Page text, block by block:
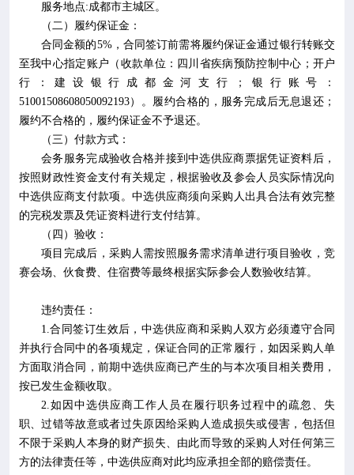
服务地点:成都市主城区。
（二）履约保证金：
合同金额的5%，合同签订前需将履约保证金通过银行转账交
至我中心指定账户（收款单位：四川省疾病预防控制中心；开户
行：建设银行成都金河支行；银行账号：
51001508608050092193）。履约合格的，服务完成后无息退还；
履约不合格的，履约保证金不予退还。
（三）付款方式：
会务服务完成验收合格并接到中选供应商票据凭证资料后，
按照财政性资金支付有关规定，根据验收及参会人员实际情况向
中选供应商支付款项。中选供应商须向采购人出具合法有效完整
的完税发票及凭证资料进行支付结算。
（四）验收：
项目完成后，采购人需按照服务需求清单进行项目验收，竞
赛会场、伙食费、住宿费等最终根据实际参会人数验收结算。
违约责任：
1. 合同签订生效后，中选供应商和采购人双方必须遵守合同
并执行合同中的各项规定，保证合同的正常履行，如因采购人单
方面取消合同，前期中选供应商已产生的与本次项目相关费用，
按已发生金额收取。
2. 如因中选供应商工作人员在履行职务过程中的疏忽、失
职、过错等故意或者过失原因给采购人造成损失或侵害，包括但
不限于采购人本身的财产损失、由此而导致的采购人对任何第三
方的法律责任等，中选供应商对此均应承担全部的赔偿责任。